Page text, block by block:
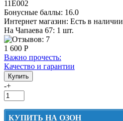
11Е002
Бонусные баллы: 16.0
Интернет магазин: Есть в наличии
На Чапаева 67: 1 шт.
1 600 Р
Важно прочесть:
Качество и гарантии
-+
КУПИТЬ НА ОЗОН